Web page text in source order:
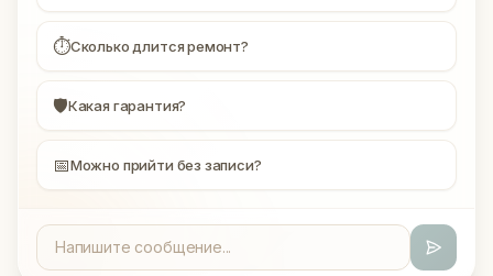
⏱Сколько длится ремонт?
🛡Какая гарантия?
📅Можно прийти без записи?